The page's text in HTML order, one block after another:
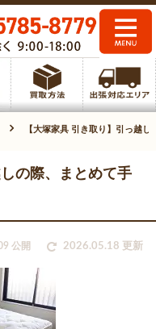
【大塚家具 引き取り】引っ越
の際、まとめて手
公開 2026.05.18 更新